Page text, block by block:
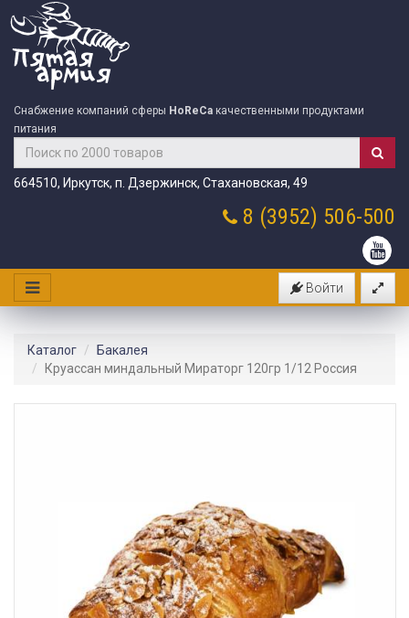
Снабжение компаний сферы HoReCa качественными продуктами
питания
664510, Иркутск, п. Дзержинск, Стахановская, 49
8 (3952) 506-500
Войти
Каталог
Бакалея
Круассан миндальный Мираторг 120гр 1/12 Россия